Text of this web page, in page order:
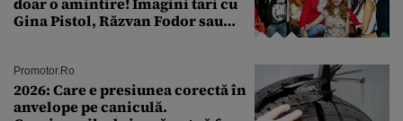
Gina Pistol, Răzvan Fodor sau
Promotor.ro
2026: Care e presiunea corectă în
anvelope pe caniculă.